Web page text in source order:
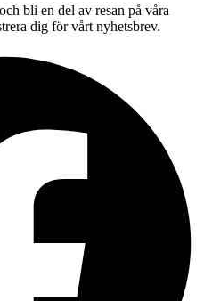
bli en del av resan på våra
dig för vårt nyhetsbrev.